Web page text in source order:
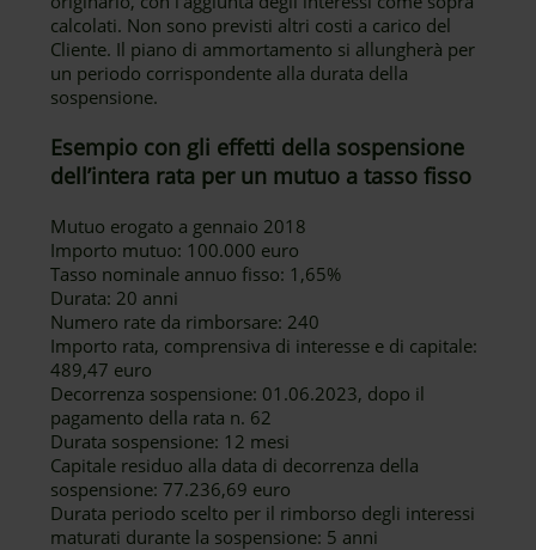
calcolati. Non sono previsti altri costi a carico del
Cliente. Il piano di ammortamento si allungherà per
un periodo corrispondente alla durata della
sospensione.
Esempio con gli effetti della sospensione
dell’intera rata per un mutuo a tasso fisso
Mutuo erogato a gennaio 2018
Importo mutuo: 100.000 euro
Tasso nominale annuo fisso: 1,65%
Durata: 20 anni
Numero rate da rimborsare: 240
Importo rata, comprensiva di interesse e di capitale:
489,47 euro
Decorrenza sospensione: 01.06.2023, dopo il
pagamento della rata n. 62
Durata sospensione: 12 mesi
Capitale residuo alla data di decorrenza della
sospensione: 77.236,69 euro
Durata periodo scelto per il rimborso degli interessi
maturati durante la sospensione: 5 anni